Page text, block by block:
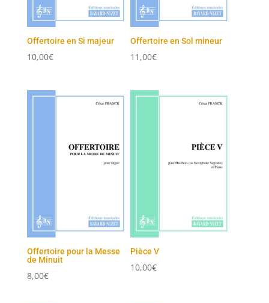
Offertoire en Si majeur
10,00€
Offertoire en Sol mineur
11,00€
Offertoire pour la Messe
de Minuit
8,00€
Pièce V
10,00€